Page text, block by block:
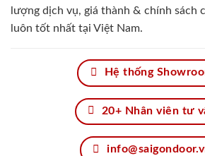
lượng dịch vụ, giá thành & chính sách
luôn tốt nhất tại Việt Nam.
Hệ thống
20+ Nhân viên tư